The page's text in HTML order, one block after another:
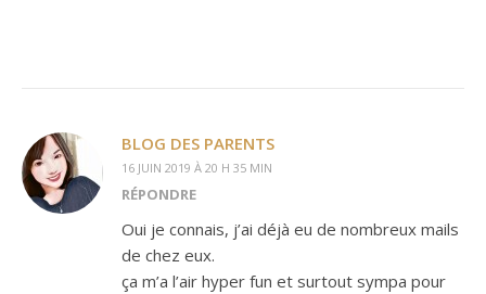
BLOG DES PARENTS
16 JUIN 2019 À 20 H 35 MIN
RÉPONDRE
Oui je connais, j’ai déjà eu de nombreux mails
de chez eux.
ça m’a l’air hyper fun et surtout sympa pour